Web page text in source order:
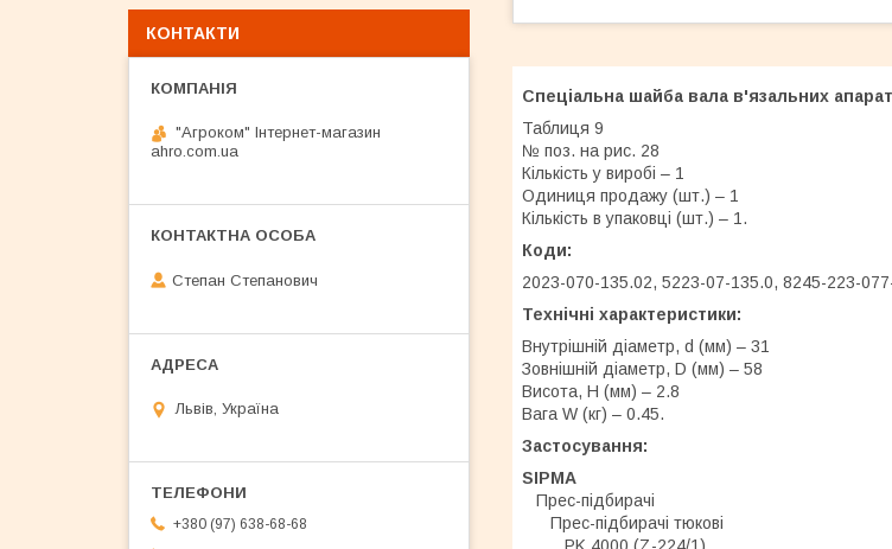
Спеціальна шайба вала в'язальних
Таблиця 9
№ поз. на рис. 28
Кількість у виробі – 1
Одиниця продажу (шт.) – 1
Кількість в упаковці (шт.) – 1.
Коди:
2023-070-135.02, 5223-07-135.0, 8245-223-
Технічні характеристики:
Внутрішній діаметр, d (мм) – 31
Зовнішній діаметр, D (мм) – 58
Висота, H (мм) – 2.8
Вага W (кг) – 0.45.
Застосування:
SIPMA
Прес-підбирачі
Прес-підбирачі тюкові
PK 4000 (Z-224/1)
КОНТАКТИ
"Агроком" Інтернет-магазин
ahro.com.ua
Степан Степанович
Львів, Україна
+380 (97) 638-68-68